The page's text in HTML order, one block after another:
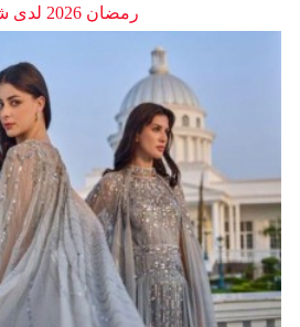
رمضان 2026 لدى شالكي